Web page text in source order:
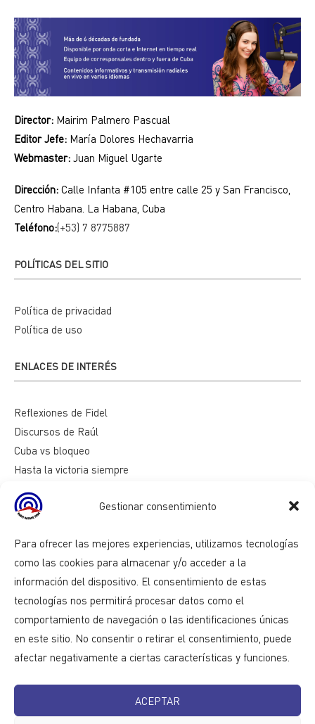
Gestionar consentimiento
Para ofrecer las mejores experiencias, utilizamos tecnologías
como las cookies para almacenar y/o acceder a la
información del dispositivo. El consentimiento de estas
tecnologías nos permitirá procesar datos como el
comportamiento de navegación o las identificaciones únicas
en este sitio. No consentir o retirar el consentimiento, puede
afectar negativamente a ciertas características y funciones.
ACEPTAR
Director: Mairim Palmero Pascual
Editor Jefe: María Dolores Hechavarria
Webmaster: Juan Miguel Ugarte
Dirección: Calle Infanta #105 entre calle 25 y San Francisco,
Centro Habana. La Habana, Cuba
Teléfono:(+53) 7 8775887
POLÍTICAS DEL SITIO
Política de privacidad
Política de uso
ENLACES DE INTERÉS
Reflexiones de Fidel
Discursos de Raúl
Cuba vs bloqueo
Hasta la victoria siempre
Razones de Cuba